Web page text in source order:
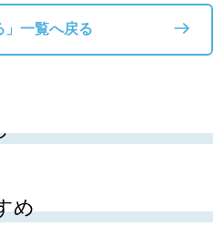
」一覧へ戻る
め